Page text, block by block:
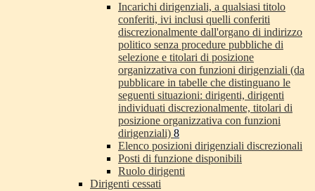
Incarichi dirigenziali, a qualsiasi titolo
conferiti, ivi inclusi quelli conferiti
discrezionalmente dall'organo di indirizzo
politico senza procedure pubbliche di
selezione e titolari di posizione
organizzativa con funzioni dirigenziali (da
pubblicare in tabelle che distinguano le
seguenti situazioni: dirigenti, dirigenti
individuati discrezionalmente, titolari di
posizione organizzativa con funzioni
dirigenziali) 8
Elenco posizioni dirigenziali discrezionali
Posti di funzione disponibili
Ruolo dirigenti
Dirigenti cessati